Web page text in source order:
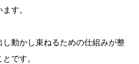
す。
動かし束ねるための仕組みが整
です。